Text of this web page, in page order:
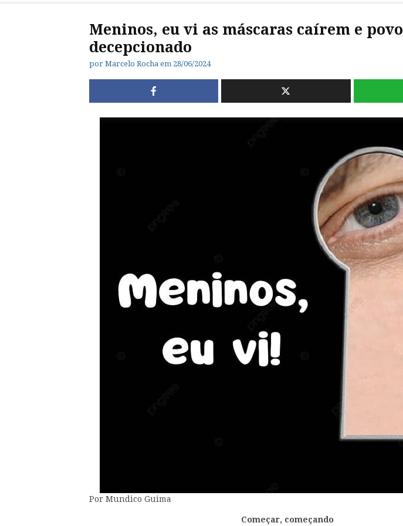
Meninos, eu vi as máscaras caírem e povo
decepcionado
por Marcelo Rocha em 28/06/2024
Por Mundico Guima
Começar, começando